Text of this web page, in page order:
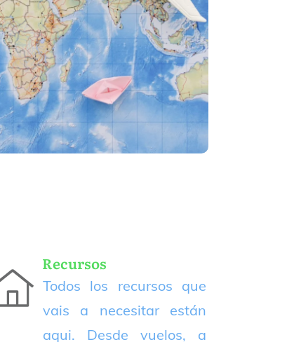
Recursos
Todos los recursos que
vais a necesitar están
aqui. Desde vuelos, a